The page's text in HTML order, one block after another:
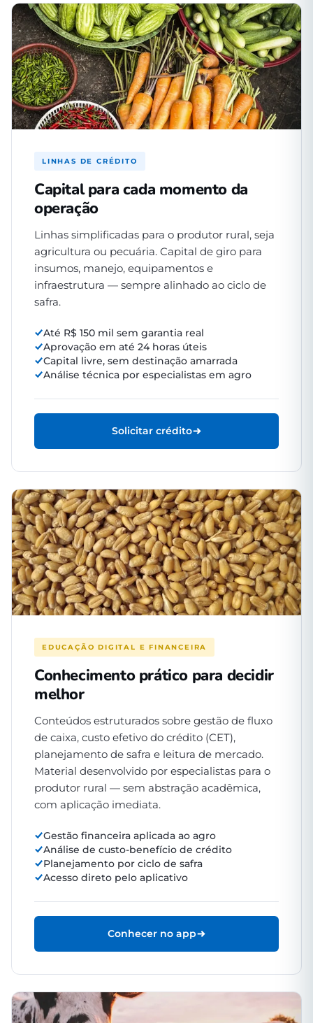
LINHAS DE CRÉDITO
Capital para cada momento da
operação
Linhas simplificadas para o produtor rural, seja
agricultura ou pecuária. Capital de giro para
insumos, manejo, equipamentos e
infraestrutura — sempre alinhado ao ciclo de
safra.
Até R$ 150 mil sem garantia real
Aprovação em até 24 horas úteis
Capital livre, sem destinação amarrada
Análise técnica por especialistas em agro
Solicitar crédito
EDUCAÇÃO DIGITAL E FINANCEIRA
Conhecimento prático para decidir
melhor
Conteúdos estruturados sobre gestão de fluxo
de caixa, custo efetivo do crédito (CET),
planejamento de safra e leitura de mercado.
Material desenvolvido por especialistas para o
produtor rural — sem abstração acadêmica,
com aplicação imediata.
Gestão financeira aplicada ao agro
Análise de custo-benefício de crédito
Planejamento por ciclo de safra
Acesso direto pelo aplicativo
Conhecer no app